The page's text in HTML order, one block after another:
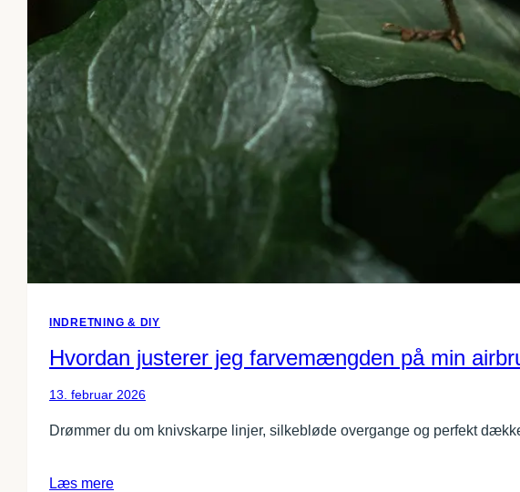
INDRETNING & DIY
Hvordan justerer jeg farvemængden på min
13. februar 2026
Drømmer du om knivskarpe linjer, silkebløde overgange og perfekt
Læs mere